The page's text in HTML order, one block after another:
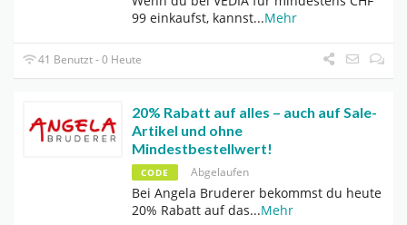
99 einkaufst, kannst...Mehr
41 Benutzt - 0 Heute
20% Rabatt auf alles – auch auf Sale-
Artikel und ohne
Mindestbestellwert!
CODE Abgelaufen
Bei Angela Bruderer bekommst du heute
20% Rabatt auf das...Mehr